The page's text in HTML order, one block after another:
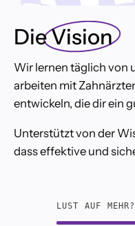
DieVision
Wir lernen täglich von
arbeiten mit
entwickeln, die dir ein
Unterstützt von der
dass effektive und
LUST AUF MEHR?